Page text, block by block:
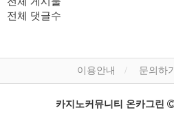
전체 댓글수
이용안내 문의하기
카지노커뮤니티 온카그린